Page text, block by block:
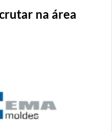
na área